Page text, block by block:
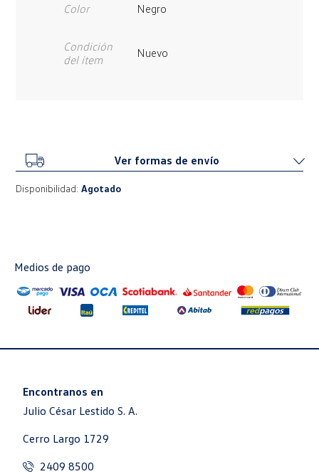
Color Negro
Condición
del ítem
Nuevo
Ver formas de envío
Disponibilidad: Agotado
Medios de pago
Encontranos en
Julio César Lestido S. A.
Cerro Largo 1729
2409 8500